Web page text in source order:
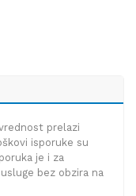
prelazi
isporuke su
je i za
bez obzira na